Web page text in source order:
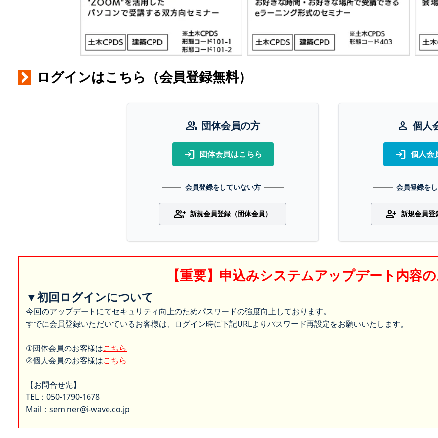
ログインはこちら（会員登録無料）
group 団体会員の方
login 団体会員はこちら
会員登録をしていない方
group_add 新規会員登録（団体会員）
person 個人
login 個人会
会員登録を
person_add 新規会員登
【重要】申込みシステムアップデート内容
▼初回ログインについて
今回のアップデートにてセキュリティ向上のためパスワードの強度向上しております。
すでに会員登録いただいているお客様は、ログイン時に下記URLよりパスワード再設定をお願いいたします。
①団体会員のお客様はこちら
②個人会員のお客様はこちら
【お問合せ先】
TEL：050-1790-1678
Mail：seminer@i-wave.co.jp